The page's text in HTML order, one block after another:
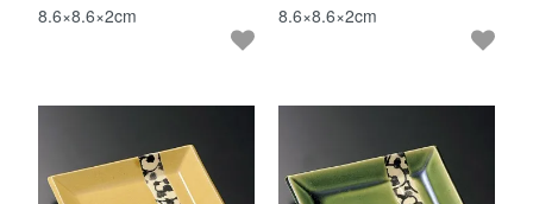
8.6×8.6×2cm 8.6×8.6×2cm